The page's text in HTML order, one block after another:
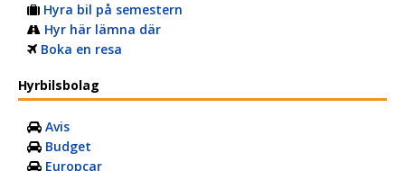
Hyra bil på semestern
Hyr här lämna där
Boka en resa
Hyrbilsbolag
Avis
Budget
Europcar